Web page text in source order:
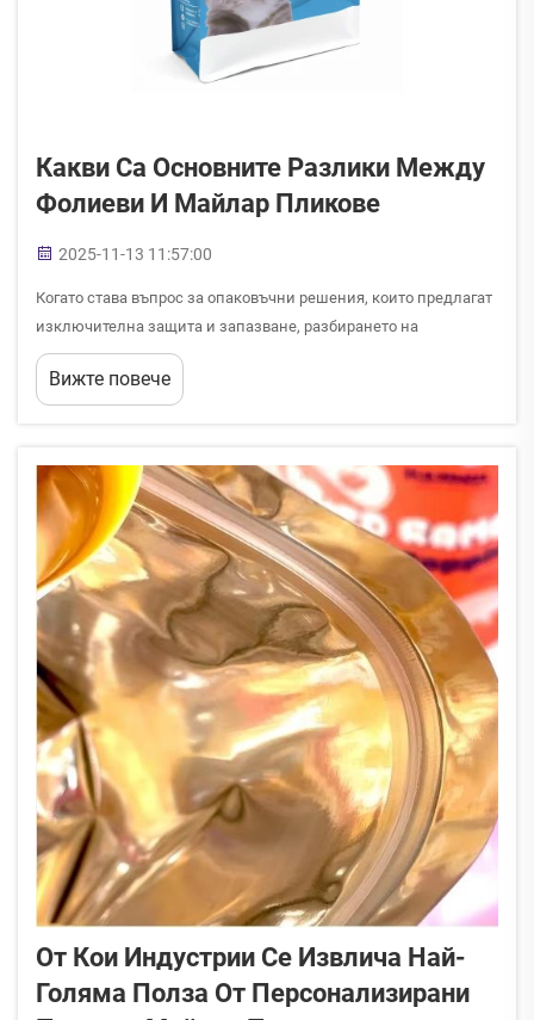
Какви Са Основните Разлики Между
Фолиеви И Майлар Пликове
2025-11-13 11:57:00
Когато става въпрос за опаковъчни решения, които предлагат
изключителна защита и запазване, разбирането на
различията между различните материали става от решаващо
значение както за бизнеса, така и за потребителите.
Вижте повече
От Кои Индустрии Се Извлича Най-
Голяма Полза От Персонализирани